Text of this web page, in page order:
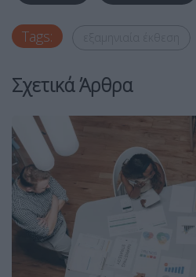
Tags:
Σχετικά Άρθρα